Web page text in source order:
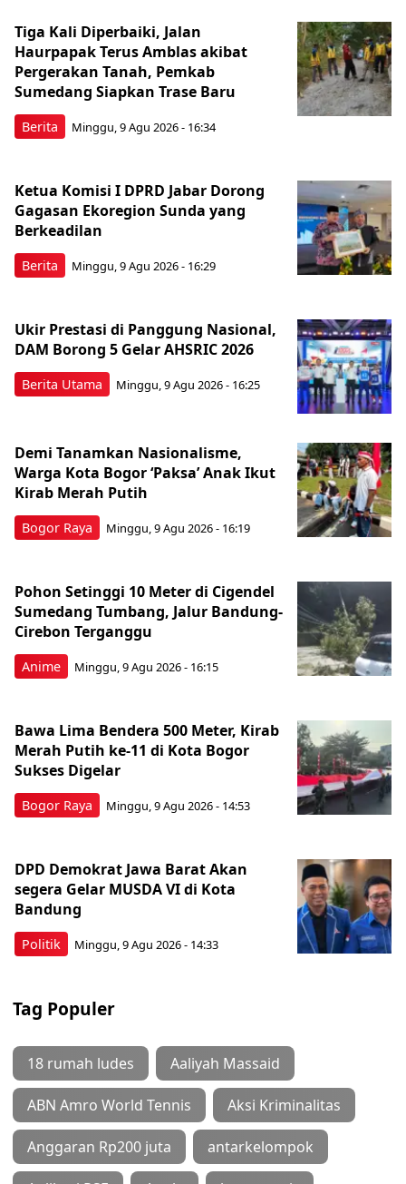
Berita
Tiga Kali Diperbaiki, Jalan
Haurpapak Terus Amblas akibat
Pergerakan Tanah, Pemkab
Sumedang Siapkan Trase Baru
Minggu, 9 Agu 2026 - 16:34
Berita
Ketua Komisi I DPRD Jabar Dorong
Gagasan Ekoregion Sunda yang
Berkeadilan
Minggu, 9 Agu 2026 - 16:29
Berita Utama
Ukir Prestasi di Panggung Nasional,
DAM Borong 5 Gelar AHSRIC 2026
Minggu, 9 Agu 2026 - 16:25
Bogor Raya
Demi Tanamkan Nasionalisme,
Warga Kota Bogor ‘Paksa’ Anak Ikut
Kirab Merah Putih
Minggu, 9 Agu 2026 - 16:19
Anime
Pohon Setinggi 10 Meter di Cigendel
Sumedang Tumbang, Jalur Bandung-
Cirebon Terganggu
Minggu, 9 Agu 2026 - 16:15
Bogor Raya
Bawa Lima Bendera 500 Meter, Kirab
Merah Putih ke-11 di Kota Bogor
Sukses Digelar
Minggu, 9 Agu 2026 - 14:53
Politik
DPD Demokrat Jawa Barat Akan
segera Gelar MUSDA VI di Kota
Bandung
Minggu, 9 Agu 2026 - 14:33
Tag Populer
18 rumah ludes Aaliyah Massaid
ABN Amro World Tennis Aksi Kriminalitas
Anggaran Rp200 juta antarkelompok